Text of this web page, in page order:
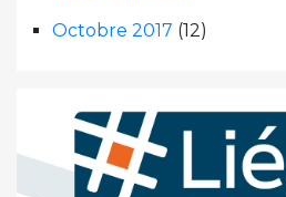
Octobre 2017 (12)